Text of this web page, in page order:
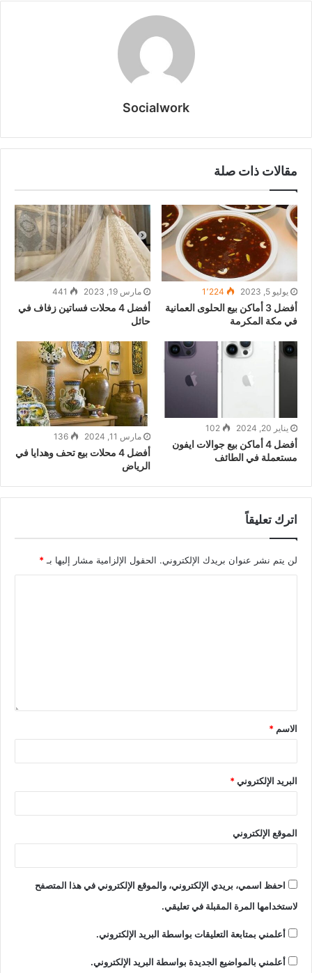
Socialwork
مقالات ذات صلة
يوليو 5, 2023 1٬224
أفضل 3 أماكن بيع الحلوى العمانية
في مكة المكرمة
مارس 19, 2023 441
أفضل 4 محلات فساتين زفاف في
حائل
يناير 20, 2024 102
أفضل 4 أماكن بيع جوالات ايفون
مستعملة في الطائف
مارس 11, 2024 136
أفضل 4 محلات بيع تحف وهدايا في
الرياض
اترك تعليقاً
لن يتم نشر عنوان بريدك الإلكتروني. الحقول الإلزامية مشار إليها بـ *
الاسم *
البريد الإلكتروني*
الموقع الإلكتروني
احفظ اسمي، بريدي الإلكتروني، والموقع الإلكتروني في هذا المتصفح
لاستخدامها المرة المقبلة في تعليقي.
أعلمني بمتابعة التعليقات بواسطة البريد الإلكتروني.
أعلمني بالمواضيع الجديدة بواسطة البريد الإلكتروني.